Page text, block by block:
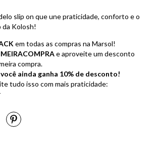
slip on que une praticidade, conforto e o
Kolosh!
em todas as compras na Marsol!
e aproveite um desconto
compra.
ainda ganha 10% de desconto!
tudo isso com mais praticidade: